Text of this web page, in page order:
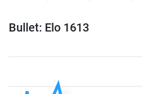
Bullet: Elo 1613